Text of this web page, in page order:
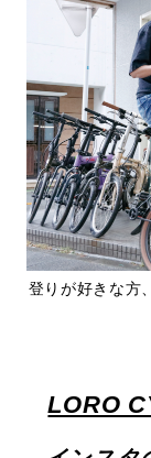
登りが好きな方
LORO